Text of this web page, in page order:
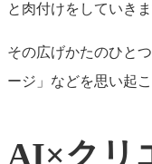
と肉付けをしていきま
その広げかたのひと
ージ」などを思い起
AI×クリ